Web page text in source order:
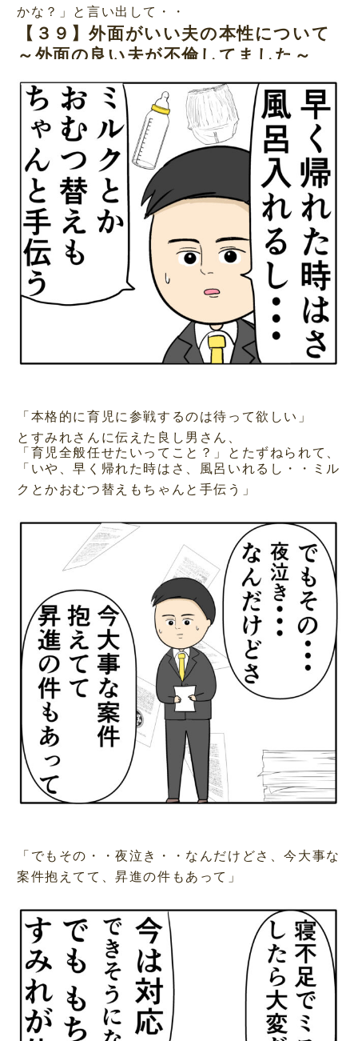
かな？」と言い出して・・
【３９】外面がいい夫の本性について
～外面の良い夫が不倫してました～
「本格的に育児に参戦するのは待って欲しい」
とすみれさんに伝えた良し男さん、
「育児全般任せたいってこと？」とたずねられて、
「いや、早く帰れた時はさ、風呂いれるし・・ミル
クとかおむつ替えもちゃんと手伝う」
「でもその・・夜泣き・・なんだけどさ、今大事な
案件抱えてて、昇進の件もあって」